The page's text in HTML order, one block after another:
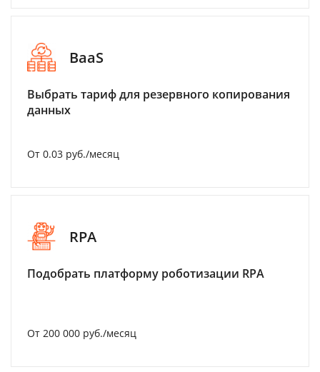
BaaS
Выбрать тариф для резервного копирования
данных
От 0.03 руб./месяц
RPA
Подобрать платформу роботизации RPA
От 200 000 руб./месяц